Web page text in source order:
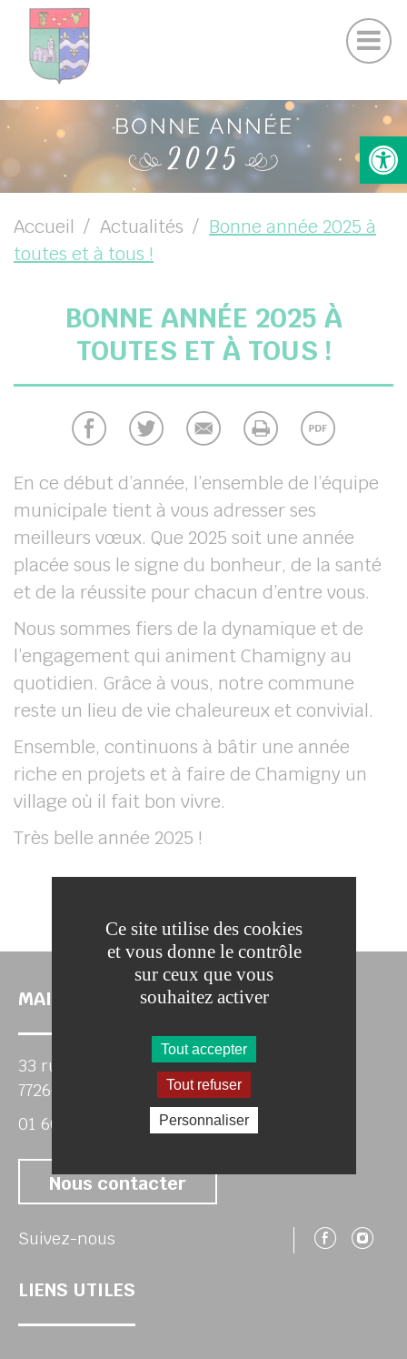
( VOTRE MAIRIE )
( VOTRE COMMUNE )
( VIE PRATIQUE )
( VIE LOCALE )
Actualités Chamigny Journal de la Commune
Suivez-nous sur Facebook
Suivez-nous sur Instagram
Accueil Actualités
Bonne année 2025 à
toutes et à tous !
BONNE ANNÉE 2025 À
TOUTES ET À TOUS !
En ce début d’année, l’ensemble de l’équipe
municipale tient à vous adresser ses
meilleurs vœux. Que 2025 soit une année
placée sous le signe du bonheur, de la santé
et de la réussite pour chacun d’entre vous.
Nous sommes fiers de la dynamique et de
l’engagement qui animent Chamigny au
quotidien. Grâce à vous, notre commune
reste un lieu de vie chaleureux et convivial.
Ensemble, continuons à bâtir une année
riche en projets et à faire de Chamigny un
village où il fait bon vivre.
Très belle année 2025 !
MAIRIE DE CHAMIGNY
33 rue Roubineau
77260 CHAMIGNY
01 60 22 05 46
Nous contacter
Suivez-nous
LIENS UTILES
Panneau de gestion des cookies
Ce site utilise des cookies
et vous donne le contrôle
sur ceux que vous
souhaitez activer
Tout accepter
Tout refuser
Personnaliser